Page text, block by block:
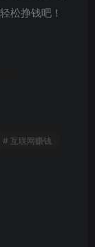
松挣钱吧！
# 互联网赚钱